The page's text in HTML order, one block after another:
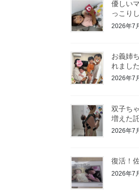
優しい
っこり
2026年7
お義姉
れまし
2026年7
双子ち
増えた
2026年7
復活！
2026年7